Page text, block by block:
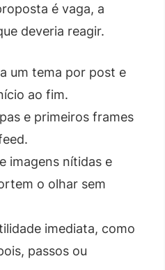
é vaga, a
deveria reagir.
um tema por post e
ao fim.
e primeiros frames
imagens nítidas e
o olhar sem
imediata, como
passos ou